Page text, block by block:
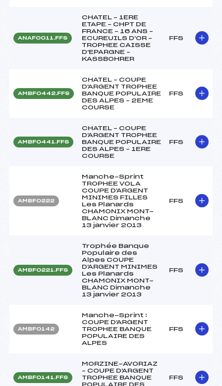
ANAF0011.FFS
CHATEL – 1ERE
ETAPE – CHPT DE
FRANCE – 16 ANS –
ECUREUILS D'OR –
TROPHEE CAISSE
D'EPARGNE –
KASSBOHRER
FFS
AMBF0442.FFS
CHATEL – COUPE
D'ARGENT TROPHEE
BANQUE POPULAIRE
DES ALPES – 2EME
COURSE
FFS
AMBF0441.FFS
CHATEL – COUPE
D'ARGENT TROPHEE
BANQUE POPULAIRE
DES ALPES – 1ERE
COURSE
FFS
AMBF0222
Manche-Sprint
TROPHEE VOLA
COUPE D'ARGENT
MINIMES FILLES
Les Planards
CHAMONIX MONT-
BLANC Dimanche
13 janvier 2013
FFS
AMBF0221.FFS
Trophée Banque
Populaire des
Alpes COUPE
D'ARGENT MINIMES
Les Planards
CHAMONIX MONT-
BLANC Dimanche
13 janvier 2013
FFS
AMBF0142
Manche-Sprint :
COUPE D'ARGENT
TROPHEE BANQUE
POPULAIRE DES
ALPES
FFS
AMBF0141.FFS
MORZINE-AVORIAZ
– COUPE D'ARGENT
TROPHEE BANQUE
POPULAIRE DES
FFS